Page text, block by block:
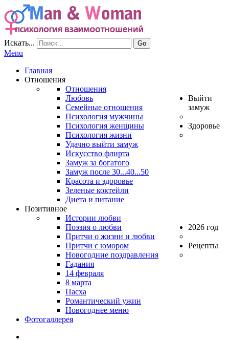
Искать... Go
Menu
Главная
Отношения
Отношения
Любовь
Семейные отношения
Психология мужчины
Психология женщины
Психология жизни
Выйти
замуж
Удачно выйти замуж
Искусство флирта
Замуж за богатого
Замуж после 30...40...50
Здоровье
Красота и здоровье
Зеленые коктейли
Диета и питание
Позитивное
Истории любви
Поэзия о любви
Притчи о жизни и любви
Притчи с юмором
2026 год
Новогодние поздравления
Гадания
14 февраля
8 марта
Рецепты
Пасха
Романтический ужин
Новогоднее меню
Фотогаллерея